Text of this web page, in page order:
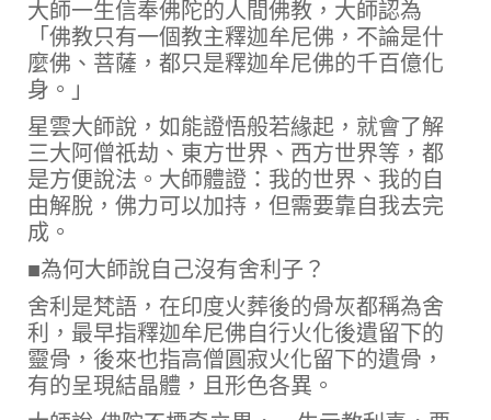
大師一生信奉佛陀的人間佛教，大師認為
「佛教只有一個教主釋迦牟尼佛，不論是什
麼佛、菩薩，都只是釋迦牟尼佛的千百億化
身。」
星雲大師說，如能證悟般若緣起，就會了解
三大阿僧祇劫、東方世界、西方世界等，都
是方便說法。大師體證：我的世界、我的自
由解脫，佛力可以加持，但需要靠自我去完
成。
■為何大師說自己沒有舍利子？
舍利是梵語，在印度火葬後的骨灰都稱為舍
利，最早指釋迦牟尼佛自行火化後遺留下的
靈骨，後來也指高僧圓寂火化留下的遺骨，
有的呈現結晶體，且形色各異。